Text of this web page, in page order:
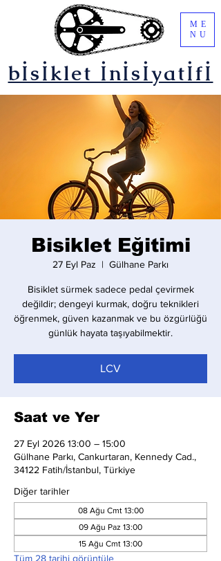
bİsİklet İnİsİyatİfİ
ME
NU
Bisiklet Eğitimi
27 Eyl Paz
  |
Gülhane Parkı
Bisiklet sürmek sadece pedal çevirmek
değildir; dengeyi kurmak, doğru teknikleri
öğrenmek, güven kazanmak ve bu özgürlüğü
günlük hayata taşıyabilmektir.
LCV
Saat ve Yer
27 Eyl 2026 13:00 – 15:00
Gülhane Parkı, Cankurtaran, Kennedy Cad.,
34122 Fatih/İstanbul, Türkiye
Diğer tarihler
08 Ağu Cmt 13:00
09 Ağu Paz 13:00
15 Ağu Cmt 13:00
Tüm 28 tarihi görüntüle